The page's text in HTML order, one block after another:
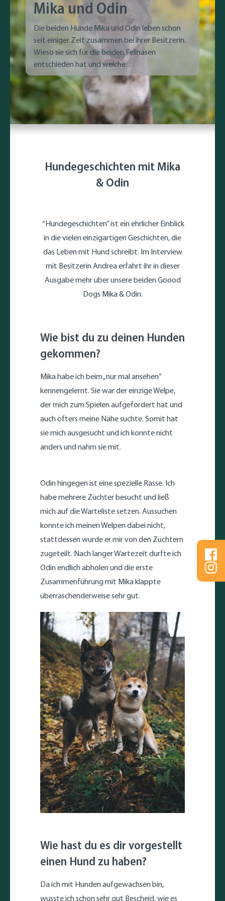
Mika und Odin
Die beiden Hunde Mika und Odin leben schon
seit einiger Zeit zusammen bei ihrer Besitzerin.
Wieso sie sich für die beiden Fellnasen
entschieden hat und welche
Herausforderungen sie bereits gemeinsam
bewältigt haben, erzählt sie uns im Interview.
Hundegeschichten mit Mika
& Odin
“Hundegeschichten” ist ein ehrlicher Einblick
in die vielen einzigartigen Geschichten, die
das Leben mit Hund schreibt. Im Interview
mit Besitzerin Andrea erfahrt ihr in dieser
Ausgabe mehr über unsere beiden Goood
Dogs Mika & Odin.
Wie bist du zu deinen Hunden
gekommen?
Mika habe ich beim „nur mal ansehen“
kennengelernt. Sie war der einzige Welpe,
der mich zum Spielen aufgefordert hat und
auch öfters meine Nähe suchte. Somit hat
sie mich ausgesucht und ich konnte nicht
anders und nahm sie mit.
Odin hingegen ist eine spezielle Rasse. Ich
habe mehrere Züchter besucht und ließ
mich auf die Warteliste setzen. Aussuchen
konnte ich meinen Welpen dabei nicht,
stattdessen wurde er mir von den Züchtern
zugeteilt. Nach langer Wartezeit durfte ich
Odin endlich abholen und die erste
Zusammenführung mit Mika klappte
überraschenderweise sehr gut.
Wie hast du es dir vorgestellt
einen Hund zu haben?
Da ich mit Hunden aufgewachsen bin,
wusste ich schon sehr gut Bescheid, wie es